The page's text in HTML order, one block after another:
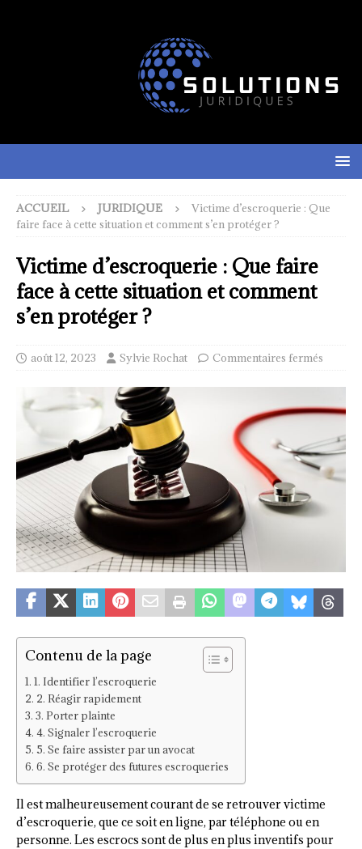
ACCUEIL JURIDIQUE
Victime d’escroquerie : Que
faire face à cette situation et comment s’en protéger ?
Victime d’escroquerie : Que faire
face à cette situation et comment
s’en protéger ?
août 12, 2023 Sylvie Rochat Commentaires fermés
Contenu de la page
1. Identifier l’escroquerie
2. Réagir rapidement
3. Porter plainte
4. Signaler l’escroquerie
5. Se faire assister par un avocat
6. Se protéger des futures escroqueries
Il est malheureusement courant de se retrouver victime
d’escroquerie, que ce soit en ligne, par téléphone ou en
personne. Les escrocs sont de plus en plus inventifs pour